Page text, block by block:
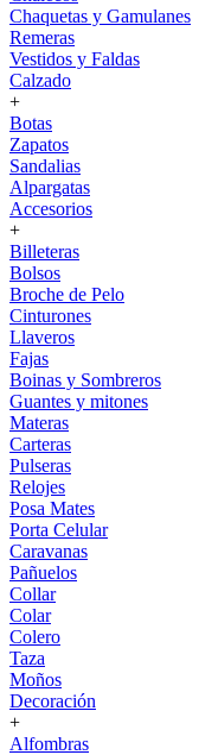
Chaquetas y Gamulanes
Remeras
Vestidos y Faldas
Calzado
+
Botas
Zapatos
Sandalias
Alpargatas
Accesorios
+
Billeteras
Bolsos
Broche de Pelo
Cinturones
Llaveros
Fajas
Boinas y Sombreros
Guantes y mitones
Materas
Carteras
Pulseras
Relojes
Posa Mates
Porta Celular
Caravanas
Pañuelos
Collar
Colar
Colero
Taza
Moños
Decoración
+
Alfombras